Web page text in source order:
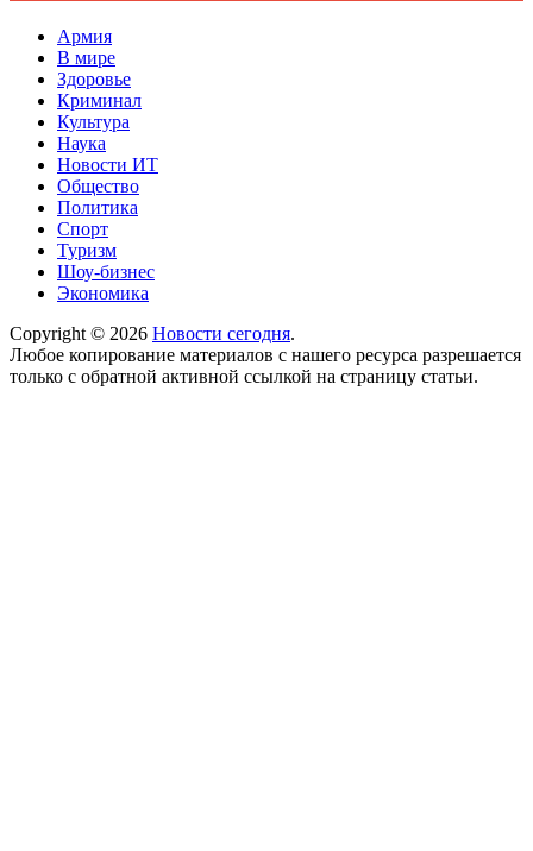
Армия
В мире
Здоровье
Криминал
Культура
Наука
Новости ИТ
Общество
Политика
Спорт
Туризм
Шоу-бизнес
Экономика
Copyright © 2026 Новости сегодня.
Любое копирование материалов с нашего ресурса разрешается
только с обратной активной ссылкой на страницу статьи.